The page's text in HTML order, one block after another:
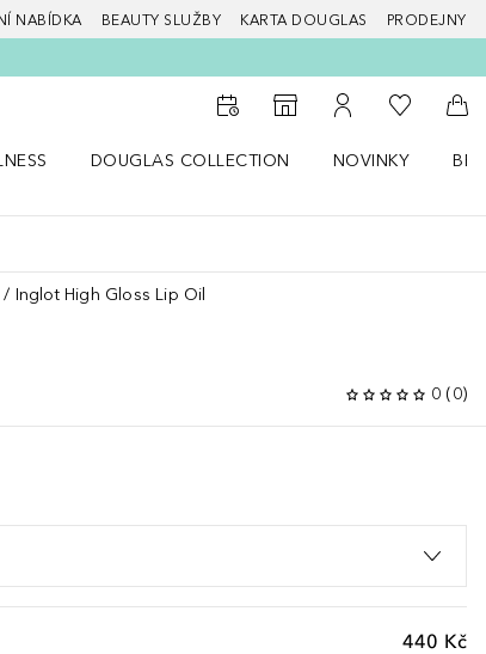
NABÍDKA BEAUTY SLUŽBY KARTA DOUGLAS PRODEJNY
K vyhledávači prodejen
K mému účtu
K mému
Do
DOUGLAS COLLECTION
NOVINKY
Inglot High Gloss Lip Oil
0 (0)
440 Kč